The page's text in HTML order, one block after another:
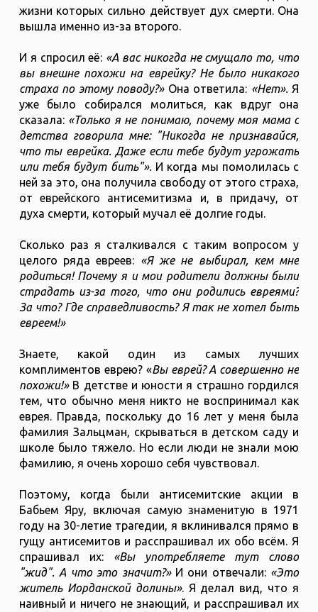
жизни которых сильно действует дух смерти. Она
вышла именно из-за второго.
И я спросил её: «А вас никогда не смущало то, что
вы внешне похожи на еврейку? Не было никакого
страха по этому поводу?»Она ответила: «Нет». Я
уже было собирался молиться, как вдруг она
сказала: «Только я не понимаю, почему моя мама с
детства говорила мне: "Никогда не признавайся,
что ты еврейка. Даже если тебе будут угрожать
или тебя будут бить"». И когда мы помолилась с
ней за это, она получила свободу от этого страха,
от еврейского антисемитизма и, в придачу, от
духа смерти, который мучал её долгие годы.
Сколько раз я сталкивался с таким вопросом у
целого ряда евреев: «Я же не выбирал, кем мне
родиться! Почему я и мои родители должны были
страдать из-за того, что они родились евреями?
За что? Где справедливость? Я так не хотел быть
евреем!»
Знаете, какой один из самых лучших
комплиментов еврею? «Вы еврей? А совершенно не
похожи!»В детстве и юности я страшно гордился
тем, что обычно меня никто не воспринимал как
еврея. Правда, поскольку до 16 лет у меня была
фамилия Зальцман, скрываться в детском саду и
школе было тяжело. Но если люди не знали мою
фамилию, я очень хорошо себя чувствовал.
Поэтому, когда были антисемитские акции в
Бабьем Яру, включая самую знаменитую в 1971
году на 30-летие трагедии, я вклинивался прямо в
гущу антисемитов и расспрашивал их обо всём. Я
спрашивал их: «Вы употребляете тут слово
"жид". А что это значит?»И они отвечали: «Это
житель Иорданской долины». Я делал вид, что я
наивный и ничего не знающий, и расспрашивал их